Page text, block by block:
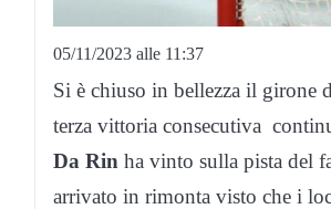
05/11/2023 alle 11:37
Si è chiuso in bellezza il girone
terza vittoria consecutiva
Da Rin ha vinto sulla pista del
arrivato in rimonta visto che i